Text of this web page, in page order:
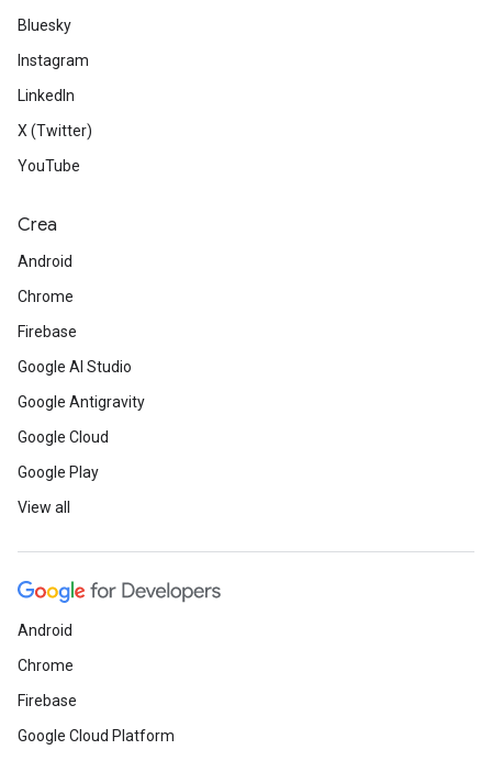
Bluesky
Instagram
LinkedIn
X (Twitter)
YouTube
Crea
Android
Chrome
Firebase
Google AI Studio
Google Antigravity
Google Cloud
Google Play
View all
Android
Chrome
Firebase
Google Cloud Platform